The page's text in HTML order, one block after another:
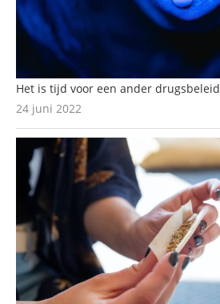
Het is tijd voor een ander drugsbeleid
24 juni 2022